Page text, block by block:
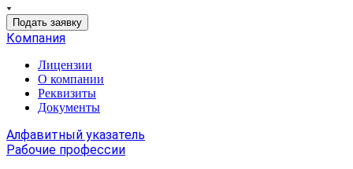
Подать заявку
Компания
Лицензии
О компании
Реквизиты
Документы
Алфавитный указатель
Рабочие профессии